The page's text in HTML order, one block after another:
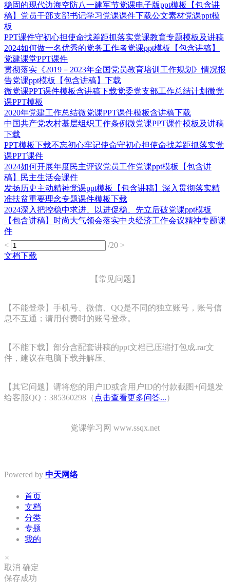
稳固的现代边海空防八一建军节党课电子版ppt模板【包含讲
稿】党员干部支部书记学习党课课件下载公文素材党课ppt模
板
PPT课件守初心担使命找差距抓落实党课教育专题模板及讲稿
2024如何做一名优秀的党务工作者党课ppt模板【包含讲稿】
党建课堂PPT课件
贯彻落实《2019－2023年全国党员教育培训工作规划》情况报
告党课ppt模板【包含讲稿】下载
微党课PPT课件模板含讲稿下载党委党支部工作总结计划微党
课PPT模板
2020年党建工作总结微党课PPT课件模板含讲稿下载
中国共产党农村基层组织工作条例微党课PPT课件模板及讲稿
下载
PPT模板下载不忘初心牢记使命守初心担使命找差距抓落实党
课PPT课件
2024如何开展年度民主评议党员工作党课ppt模板【包含讲
稿】民主生活会课件
发扬历史主动精神党课ppt模板【包含讲稿】深入贯彻落实精
准扶贫重要理念专题课件模板下载
2024深入把控稳中求进、以进促稳、先立后破党课ppt模板
【包含讲稿】时尚大气领会落实中央经济工作会议精神专题课
件
<
/20 >
文档下载
【常见问题】
【不能登录】手机号、微信、QQ是不同的独立账号，账号信
息不互通；请用付费时的账号登录。
【不能下载】部分含配套讲稿的ppt文档已压缩打包成.rar文
件，建议在电脑下载并解压。
【其它问题】请将您的用户ID或含用户ID的付款截图+问题发
给客服QQ：385360298（ 点击查看更多问答...）
党课学习网 www.ssqx.net
Powered by 中天网络
首页
文档
分类
专题
我的
×
取消 确定
保存成功